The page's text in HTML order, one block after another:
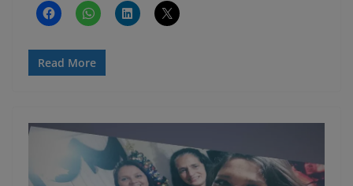
Read More